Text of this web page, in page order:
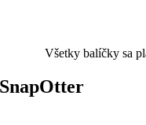
Všetky balíčky sa